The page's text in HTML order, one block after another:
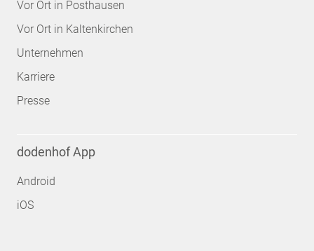
Vor Ort in Posthausen
Vor Ort in Kaltenkirchen
Unternehmen
Karriere
Presse
dodenhof App
Android
iOS